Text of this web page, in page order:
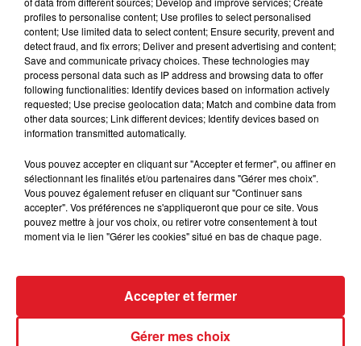
victoires, 1 place, et un accessit l'an dernier dans ce
Grand Prix. Bien placé dans les stalles, il a les
moyens de venir compléter l'arrivée de ce plateau
exceptionnel.
******
En direct des pistes
Longchamp (R1) : 101 NARISSA - 201 RAYIF - 403 AL
GHADEER - 714 ZARIGANA -
*************
FILS D'ACTUS
profiles to personalise content; Use profiles to select personalised
content; Use limited data to select content; Ensure security, prevent and
detect fraud, and fix errors; Deliver and present advertising and content;
Save and communicate privacy choices. These technologies may
process personal data such as IP address and browsing data to offer
following functionalities: Identify devices based on information actively
requested; Use precise geolocation data; Match and combine data from
other data sources; Link different devices; Identify devices based on
information transmitted automatically.
Vous pouvez accepter en cliquant sur "Accepter et fermer", ou affiner en
sélectionnant les finalités et/ou partenaires dans "Gérer mes choix".
Vous pouvez également refuser en cliquant sur "Continuer sans
accepter". Vos préférences ne s'appliqueront que pour ce site. Vous
pouvez mettre à jour vos choix, ou retirer votre consentement à tout
moment via le lien "Gérer les cookies" situé en bas de chaque page.
Gérer mes choix
Accepter et fermer